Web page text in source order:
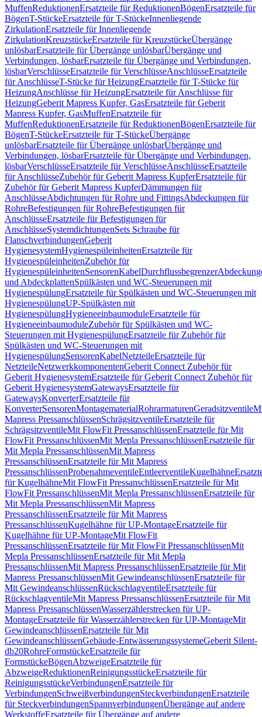
MuffenReduktionenErsatzteile für ReduktionenBögenErsatzteile für
BögenT-StückeErsatzteile für T-StückeInnenliegende
ZirkulationErsatzteile für Innenliegende
ZirkulationKreuzstückeErsatzteile für KreuzstückeÜbergänge
unlösbarErsatzteile für Übergänge unlösbarÜbergänge und
Verbindungen, lösbarErsatzteile für Übergänge und Verbindungen,
lösbarVerschlüsseErsatzteile für VerschlüsseAnschlüsseErsatzteile
für AnschlüsseT-Stücke für HeizungErsatzteile für T-Stücke für
HeizungAnschlüsse für HeizungErsatzteile für Anschlüsse für
HeizungGeberit Mapress Kupfer, GasErsatzteile für Geberit
Mapress Kupfer, GasMuffenErsatzteile für
MuffenReduktionenErsatzteile für ReduktionenBögenErsatzteile für
BögenT-StückeErsatzteile für T-StückeÜbergänge
unlösbarErsatzteile für Übergänge unlösbarÜbergänge und
Verbindungen, lösbarErsatzteile für Übergänge und Verbindungen,
lösbarVerschlüsseErsatzteile für VerschlüsseAnschlüsseErsatzteile
für AnschlüsseZubehör für Geberit Mapress KupferErsatzteile für
Zubehör für Geberit Mapress KupferDämmungen für
AnschlüsseAbdichtungen für Rohre und FittingsAbdeckungen für
RohreBefestigungen für RohreBefestigungen für
AnschlüsseErsatzteile für Befestigungen für
AnschlüsseSystemdichtungenSets Schraube für
FlanschverbindungenGeberit
HygienesystemHygienespüleinheitenErsatzteile für
HygienespüleinheitenZubehör für
HygienespüleinheitenSensorenKabelDurchflussbegrenzer
und AbdeckplattenSpülkästen und WC-Steuerungen mit
HygienespülungErsatzteile für Spülkästen und WC-Steuerungen mit
HygienespülungUP-Spülkästen mit
HygienespülungHygieneeinbaumoduleErsatzteile für
HygieneeinbaumoduleZubehör für Spülkästen und WC-
Steuerungen mit HygienespülungErsatzteile für Zubehör für
Spülkästen und WC-Steuerungen mit
HygienespülungSensorenKabelNetzteileErsatzteile für
NetzteileNetzwerkkomponentenGeberit Connect Zubehör für
Geberit HygienesystemErsatzteile für Geberit Connect Zubehör für
Geberit HygienesystemGatewaysErsatzteile für
GatewaysKonverterErsatzteile für
KonverterSensorenMontagematerialRohrarmaturenGeradsitzventile
Mapress PressanschlüssenSchrägsitzventileErsatzteile für
SchrägsitzventileMit FlowFit PressanschlüssenErsatzteile für Mit
FlowFit PressanschlüssenMit Mepla PressanschlüssenErsatzteile für
Mit Mepla PressanschlüssenMit Mapress
PressanschlüssenErsatzteile für Mit Mapress
PressanschlüssenProbenahmeventileEntleerventileKugelhähne
für KugelhähneMit FlowFit PressanschlüssenErsatzteile für Mit
FlowFit PressanschlüssenMit Mepla PressanschlüssenErsatzteile für
Mit Mepla PressanschlüssenMit Mapress
PressanschlüssenErsatzteile für Mit Mapress
PressanschlüssenKugelhähne für UP-MontageErsatzteile für
Kugelhähne für UP-MontageMit FlowFit
PressanschlüssenErsatzteile für Mit FlowFit PressanschlüssenMit
Mepla PressanschlüssenErsatzteile für Mit Mepla
PressanschlüssenMit Mapress PressanschlüssenErsatzteile für Mit
Mapress PressanschlüssenMit GewindeanschlüssenErsatzteile für
Mit GewindeanschlüssenRückschlagventileErsatzteile für
RückschlagventileMit Mapress PressanschlüssenErsatzteile für Mit
Mapress PressanschlüssenWasserzählerstrecken für UP-
MontageErsatzteile für Wasserzählerstrecken für UP-MontageMit
GewindeanschlüssenErsatzteile für Mit
GewindeanschlüssenGebäude-EntwässerungssystemeGeberit Silent-
db20RohreFormstückeErsatzteile für
FormstückeBögenAbzweigeErsatzteile für
AbzweigeReduktionenReinigungsstückeErsatzteile für
ReinigungsstückeVerbindungenErsatzteile für
VerbindungenSchweißverbindungenSteckverbindungenErsatzteile
für SteckverbindungenSpannverbindungenÜbergänge auf andere
WerkstoffeErsatzteile für Übergänge auf andere